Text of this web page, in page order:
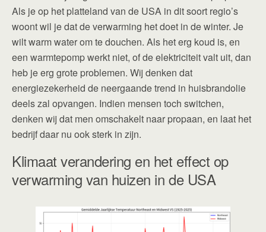
Als je op het platteland van de USA in dit soort regio’s
woont wil je dat de verwarming het doet in de winter. Je
wilt warm water om te douchen. Als het erg koud is, en
een warmtepomp werkt niet, of de elektriciteit valt uit, dan
heb je erg grote problemen. Wij denken dat
energiezekerheid de neergaande trend in huisbrandolie
deels zal opvangen. Indien mensen toch switchen,
denken wij dat men omschakelt naar propaan, en laat het
bedrijf daar nu ook sterk in zijn.
Klimaat verandering en het effect op
verwarming van huizen in de USA